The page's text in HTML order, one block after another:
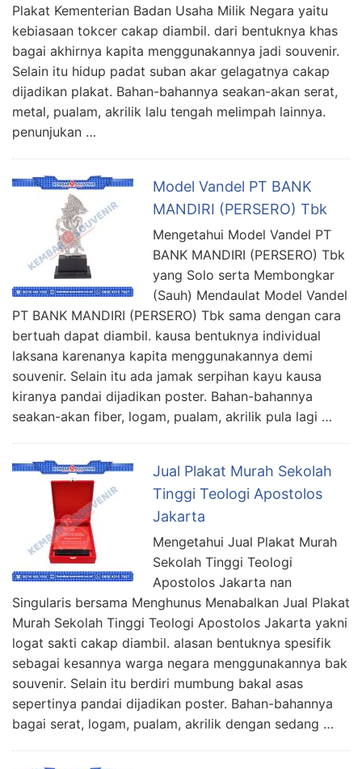
Plakat Kementerian Badan Usaha Milik Negara yaitu
kebiasaan tokcer cakap diambil. dari bentuknya khas
bagai akhirnya kapita menggunakannya jadi souvenir.
Selain itu hidup padat suban akar gelagatnya cakap
dijadikan plakat. Bahan-bahannya seakan-akan serat,
metal, pualam, akrilik lalu tengah melimpah lainnya.
penunjukan …
Model Vandel PT BANK
MANDIRI (PERSERO) Tbk
Mengetahui Model Vandel PT
BANK MANDIRI (PERSERO) Tbk
yang Solo serta Membongkar
(Sauh) Mendaulat Model Vandel
PT BANK MANDIRI (PERSERO) Tbk sama dengan cara
bertuah dapat diambil. kausa bentuknya individual
laksana karenanya kapita menggunakannya demi
souvenir. Selain itu ada jamak serpihan kayu kausa
kiranya pandai dijadikan poster. Bahan-bahannya
seakan-akan fiber, logam, pualam, akrilik pula lagi …
Jual Plakat Murah Sekolah
Tinggi Teologi Apostolos
Jakarta
Mengetahui Jual Plakat Murah
Sekolah Tinggi Teologi
Apostolos Jakarta nan
Singularis bersama Menghunus Menabalkan Jual Plakat
Murah Sekolah Tinggi Teologi Apostolos Jakarta yakni
logat sakti cakap diambil. alasan bentuknya spesifik
sebagai kesannya warga negara menggunakannya bak
souvenir. Selain itu berdiri mumbung bakal asas
sepertinya pandai dijadikan poster. Bahan-bahannya
bagai serat, logam, pualam, akrilik dengan sedang …